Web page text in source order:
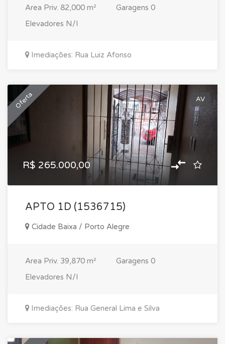
Area Priv. 82,000 m² Garagens 0
Elevadores N/I
Imediações: Rua Luiz Afonso
Oferta AV
R$ 265.000,00
APTO 1D (1536715)
Cidade Baixa / Porto Alegre
Area Priv. 39,870 m² Garagens 0
Elevadores N/I
Imediações: Rua General Lima e Silva